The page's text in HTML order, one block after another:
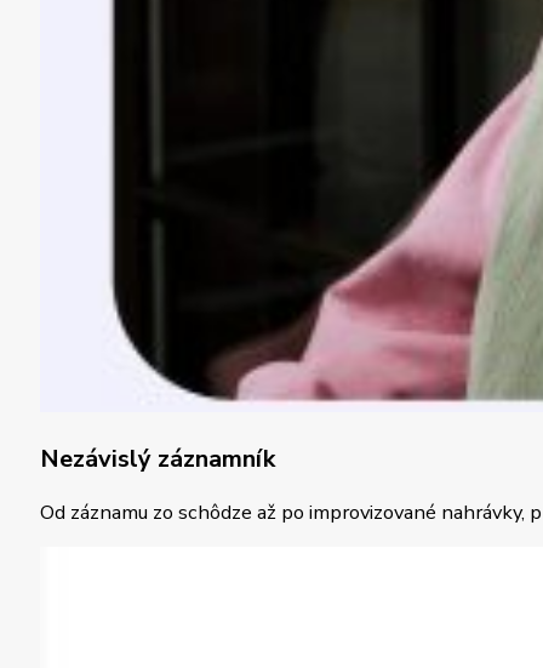
Nezávislý záznamník
Od záznamu zo schôdze až po improvizované